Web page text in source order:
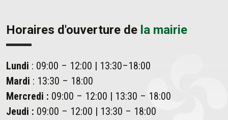
Horaires d'ouverture de la mairie
Lundi : 09:00 – 12:00 | 13:30–18:00
Mardi : 13:30 – 18:00
Mercredi : 09:00 – 12:00 | 13:30 – 18:00
Jeudi : 09:00 – 12:00 | 13:30 – 18:00